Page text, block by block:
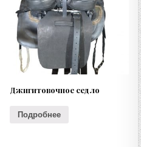
Джигитовочное седло
Подробнее